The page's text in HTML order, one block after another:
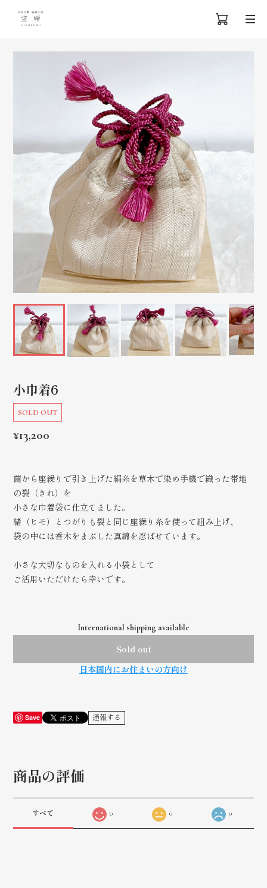
小巾着6
¥13,200
SOLD OUT
繭から座繰りで引き上げた絹糸を草木で染め手機で織った帯地
の裂（きれ）を
小さな巾着袋に仕立てました。
緒（ヒモ）とつがりも裂と同じ座繰り糸を使って組み上げ、
袋の中には香木をまぶした真綿を忍ばせています。
小さな大切なものを入れる小袋として
ご活用いただけたら幸いです。
International shipping available
Sold out
日本国内にお住まいの方向け
Save 通報する
商品の評価
すべて 0 0 0